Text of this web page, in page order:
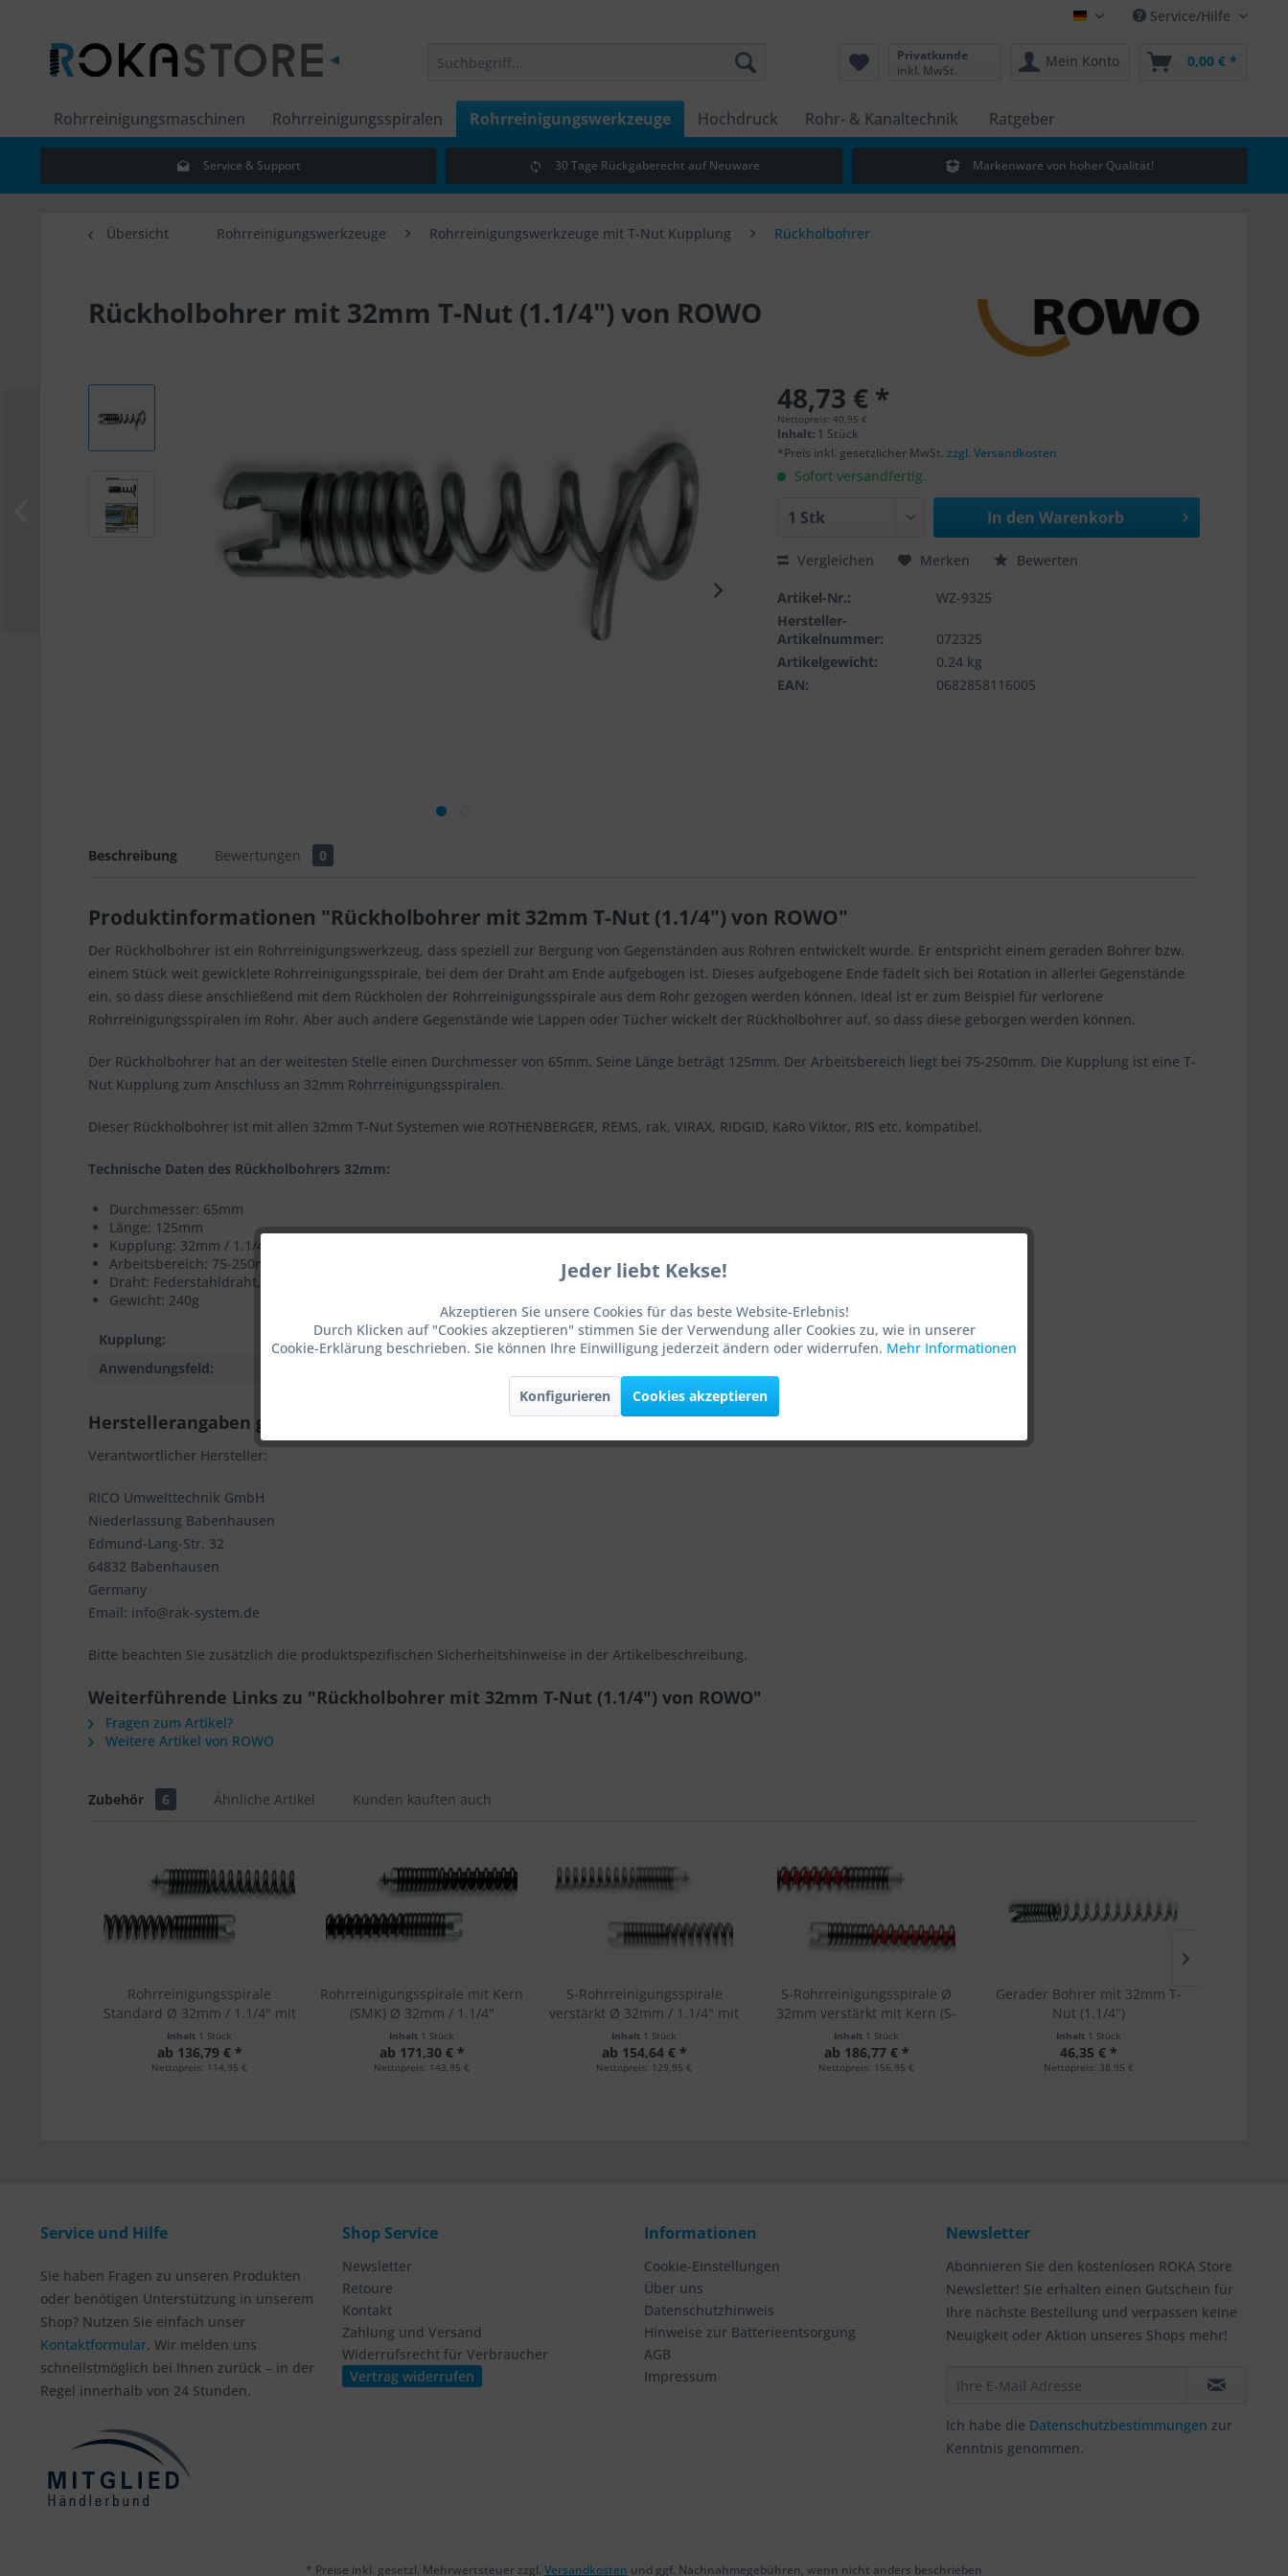
Hauptshop Deutsch
Service/Hilfe
Privatkunde
inkl. MwSt.
Mein Konto 0,00 € *
Rohrreinigungsmaschinen Rohrreinigungsspiralen Rohrreinigungswerkzeuge Hochdruck Rohr- & Kanaltechnik Ratgeber
Service & Support 30 Tage Rückgaberecht auf Neuware Markenware von hoher Qualität!
Übersicht Rohrreinigungswerkzeuge Rohrreinigungswerkzeuge mit T-Nut Kupplung Rückholbohrer
Rückholbohrer mit 32mm T-Nut (1.1/4") von ROWO
48,73 € *
Nettopreis: 40,95 €
Inhalt: 1 Stück
*Preis inkl. gesetzlicher MwSt.zzgl. Versandkosten
Sofort versandfertig.
In den Warenkorb
Vergleichen Merken Bewerten
Artikel-Nr.:
WZ-9325
Hersteller-
Artikelnummer:
072325
Artikelgewicht:
0.24 kg
EAN:
0682858116005
Beschreibung Bewertungen 0
Produktinformationen "Rückholbohrer mit 32mm T-Nut (1.1/4") von ROWO"
Der Rückholbohrer ist ein Rohrreinigungswerkzeug, dass speziell zur Bergung von Gegenständen aus Rohren entwickelt wurde. Er entspricht einem geraden Bohrer bzw.
einem Stück weit gewicklete Rohrreinigungsspirale, bei dem der Draht am Ende aufgebogen ist. Dieses aufgebogene Ende fädelt sich bei Rotation in allerlei Gegenstände
ein, so dass diese anschließend mit dem Rückholen der Rohrreinigungsspirale aus dem Rohr gezogen werden können. Ideal ist er zum Beispiel für verlorene
Rohrreinigungsspiralen im Rohr. Aber auch andere Gegenstände wie Lappen oder Tücher wickelt der Rückholbohrer auf, so dass diese geborgen werden können.
Der Rückholbohrer hat an der weitesten Stelle einen Durchmesser von 65mm. Seine Länge beträgt 125mm. Der Arbeitsbereich liegt bei 75-250mm. Die Kupplung ist eine T-
Nut Kupplung zum Anschluss an 32mm Rohrreinigungsspiralen.
Dieser Rückholbohrer ist mit allen 32mm T-Nut Systemen wie ROTHENBERGER, REMS, rak, VIRAX, RIDGID, KaRo Viktor, RIS etc. kompatibel.
Technische Daten des Rückholbohrers 32mm:
Durchmesser: 65mm
Länge: 125mm
Kupplung: 32mm / 1.1/4" T-Nut, angeschrägt
Arbeitsbereich: 75-250mm
Draht: Federstahldraht, rostfrei
Gewicht: 240g
Kupplung:
32mm T-Nut
Anwendungsfeld:
Herstellerangaben gemäß GPSR
Verantwortlicher Hersteller:
RICO Umwelttechnik GmbH
Niederlassung Babenhausen
Edmund-Lang-Str. 32
64832 Babenhausen
Germany
Email: info@rak-system.de
Bitte beachten Sie zusätzlich die produktspezifischen Sicherheitshinweise in der Artikelbeschreibung.
Weiterführende Links zu "Rückholbohrer mit 32mm T-Nut (1.1/4") von ROWO"
Fragen zum Artikel?
Weitere Artikel von ROWO
Zubehör 6 Ähnliche Artikel Kunden kauften auch
Rohrreinigungsspirale
Standard Ø 32mm / 1.1/4" mit
T-Nut
Inhalt 1 Stück
ab 136,79 € *
Nettopreis: 114,95 €
Rohrreinigungsspirale mit Kern
(SMK) Ø 32mm / 1.1/4"
Inhalt 1 Stück
ab 171,30 € *
Nettopreis: 143,95 €
S-Rohrreinigungsspirale
verstärkt Ø 32mm / 1.1/4" mit
T-Nut
Inhalt 1 Stück
ab 154,64 € *
Nettopreis: 129,95 €
S-Rohrreinigungsspirale Ø
32mm verstärkt mit Kern (S-
SMK) und T-Nut
Inhalt 1 Stück
ab 186,77 € *
Nettopreis: 156,95 €
Gerader Bohrer mit 32mm T-
Nut (1.1/4")
Inhalt 1 Stück
46,35 € *
Nettopreis: 38,95 €
Service und Hilfe
Sie haben Fragen zu unseren Produkten
oder benötigen Unterstützung in unserem
Shop? Nutzen Sie einfach unser
Kontaktformular. Wir melden uns
schnellstmöglich bei Ihnen zurück – in der
Regel innerhalb von 24 Stunden.
Shop Service
Newsletter
Retoure
Kontakt
Zahlung und Versand
Widerrufsrecht für Verbraucher
Vertrag widerrufen
Informationen
Cookie-Einstellungen
Über uns
Datenschutzhinweis
Hinweise zur Batterieentsorgung
AGB
Impressum
Newsletter
Abonnieren Sie den kostenlosen ROKA Store
Newsletter! Sie erhalten einen Gutschein für
Ihre nächste Bestellung und verpassen keine
Neuigkeit oder Aktion unseres Shops mehr!
Ich habe die Datenschutzbestimmungen zur
Kenntnis genommen.
* Preise inkl. gesetzl. Mehrwertsteuer zzgl. Versandkosten und ggf. Nachnahmegebühren, wenn nicht anders beschrieben
Marketing Aktiv
Jeder liebt Kekse!
Akzeptieren Sie unsere Cookies für das beste Website-Erlebnis!
Durch Klicken auf "Cookies akzeptieren" stimmen Sie der Verwendung aller Cookies zu, wie in unserer
Cookie-Erklärung beschrieben. Sie können Ihre Einwilligung jederzeit ändern oder widerrufen. Mehr Informationen
Konfigurieren Cookies akzeptieren